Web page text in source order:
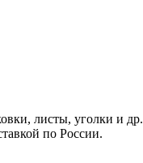
листы, уголки и др.
по России.